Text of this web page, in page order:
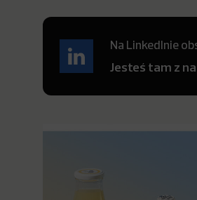
Na LinkedInie
Jesteś tam z